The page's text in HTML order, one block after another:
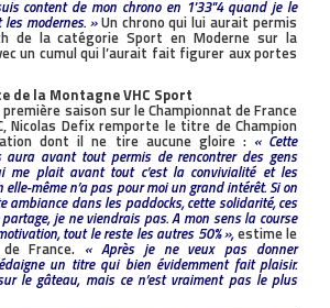
content de mon chrono en 1'33''4 quand je le
modernes. »Un chrono qui lui aurait permis
de la catégorie Sport en Moderne sur la
un cumul qui l’aurait fait figurer aux portes
de la Montagne VHC Sport
saison sur le Championnat de France
Nicolas Defix remporte le titre de Champion
dont il ne tire aucune gloire : « Cette
aura avant tout permis de rencontrer des gens
me plait avant tout c’est la convivialité et les
elle-même n’a pas pour moi un grand intérêt. Si on
ambiance dans les paddocks, cette solidarité, ces
je ne viendrais pas. A mon sens la course
tout le reste les autres 50% »,estime le
France. « Après je ne veux pas donner
un titre qui bien évidemment fait plaisir.
le gâteau, mais ce n’est vraiment pas le plus